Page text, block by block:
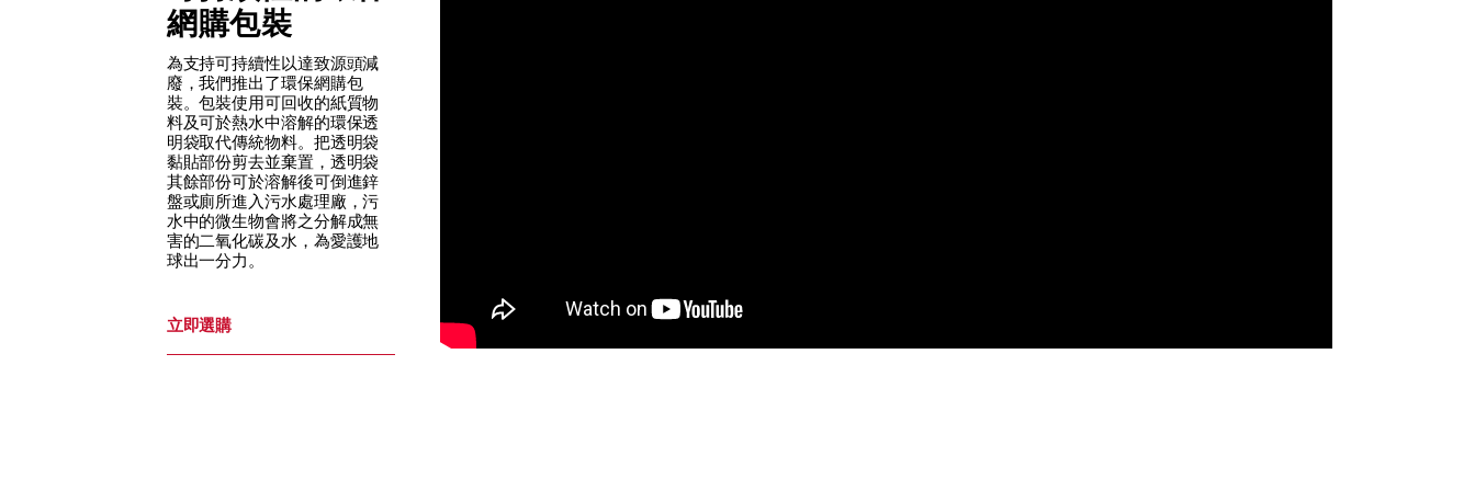
網購包裝
為支持可持續性以達致源頭減
廢，我們推出了環保網購包
裝。包裝使用可回收的紙質物
料及可於熱水中溶解的環保透
明袋取代傳統物料。把透明袋
黏貼部份剪去並棄置，透明袋
其餘部份可於溶解後可倒進鋅
盤或廁所進入污水處理廠，污
水中的微生物會將之分解成無
害的二氧化碳及水，為愛護地
球出一分力。
立即選購